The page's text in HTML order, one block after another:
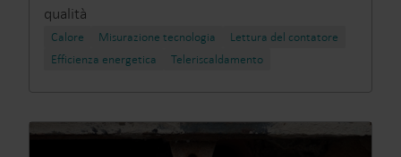
qualità
Calore Misurazione tecnologia
Lettura del contatore
Efficienza energetica
Teleriscaldamento​